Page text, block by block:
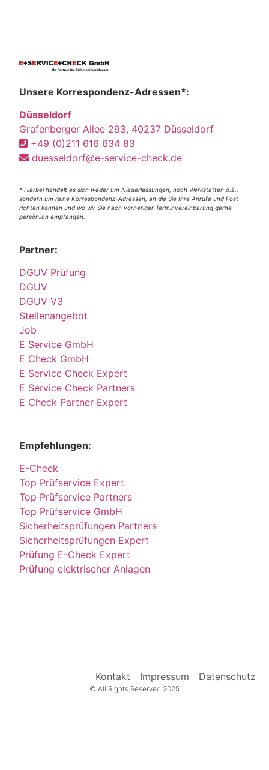
Unsere Korrespondenz-Adressen*:
Düsseldorf
Grafenberger Allee 293, 40237 Düsseldorf
+49 (0)211 616 634 83
duesseldorf@e-service-check.de
* Hierbei handelt es sich weder um Niederlassungen, noch Werkstätten o.ä.,
sondern um reine Korrespondenz-Adressen, an die Sie Ihre Anrufe und Post
richten können und wo wir Sie nach vorheriger Terminvereinbarung gerne
persönlich empfangen.
Partner:
DGUV Prüfung
DGUV
DGUV V3
Stellenangebot
Job
E Service GmbH
E Check GmbH
E Service Check Expert
E Service Check Partners
E Check Partner Expert
Empfehlungen:
E-Check
Top Prüfservice Expert
Top Prüfservice Partners
Top Prüfservice GmbH
Sicherheitsprüfungen Partners
Sicherheitsprüfungen Expert
Prüfung E-Check Expert
Prüfung elektrischer Anlagen
Kontakt Impressum Datenschutz
© All Rights Reserved 2025